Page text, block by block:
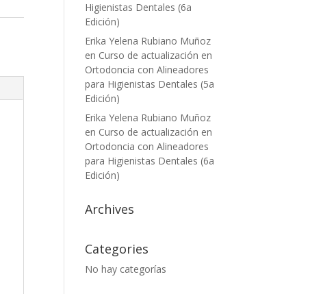
Higienistas Dentales (6a
Edición)
Erika Yelena Rubiano Muñoz
en Curso de actualización en
Ortodoncia con Alineadores
para Higienistas Dentales (5a
Edición)
Erika Yelena Rubiano Muñoz
en Curso de actualización en
Ortodoncia con Alineadores
para Higienistas Dentales (6a
Edición)
Archives
Categories
No hay categorías